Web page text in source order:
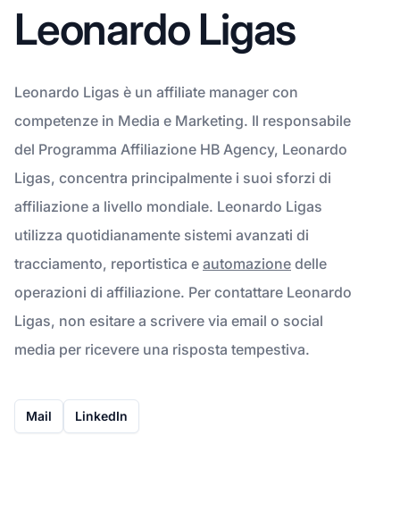
Leonardo Ligas
Leonardo Ligas è un affiliate manager con
competenze in Media e Marketing. Il responsabile
del Programma Affiliazione HB Agency, Leonardo
Ligas, concentra principalmente i suoi sforzi di
affiliazione a livello mondiale. Leonardo Ligas
utilizza quotidianamente sistemi avanzati di
tracciamento, reportistica e automazione delle
operazioni di affiliazione. Per contattare Leonardo
Ligas, non esitare a scrivere via email o social
media per ricevere una risposta tempestiva.
Mail LinkedIn